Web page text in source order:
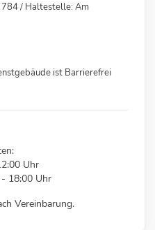
/ Haltestelle: Am
ist Barrierefrei
Uhr
18:00 Uhr
Vereinbarung.